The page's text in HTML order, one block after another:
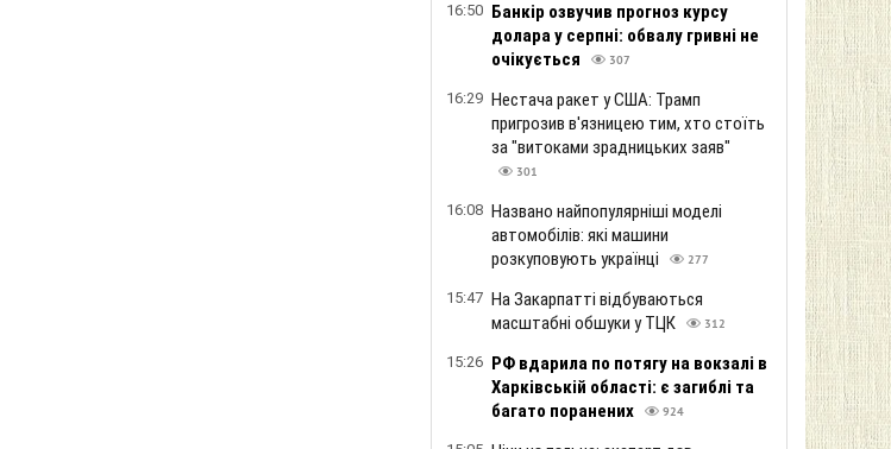
16:50 Банкір озвучив прогноз курсу
долара у серпні: обвалу гривні не
очікується
307
16:29 Нестача ракет у США: Трамп
пригрозив в'язницею тим, хто стоїть
за "витоками зрадницьких заяв"
301
16:08 Названо найпопулярніші моделі
автомобілів: які машини
розкуповують українці
277
15:47 На Закарпатті відбуваються
масштабні обшуки у ТЦК
312
15:26 РФ вдарила по потягу на вокзалі в
Харківській області: є загиблі та
багато поранених
924